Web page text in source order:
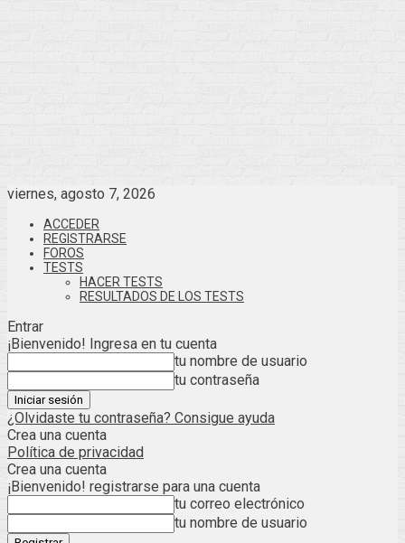
viernes, agosto 7, 2026
ACCEDER
REGISTRARSE
FOROS
TESTS
HACER TESTS
RESULTADOS DE LOS TESTS
Entrar
¡Bienvenido! Ingresa en tu cuenta
tu nombre de usuario
tu contraseña
¿Olvidaste tu contraseña? Consigue ayuda
Crea una cuenta
Política de privacidad
Crea una cuenta
¡Bienvenido! registrarse para una cuenta
tu correo electrónico
tu nombre de usuario